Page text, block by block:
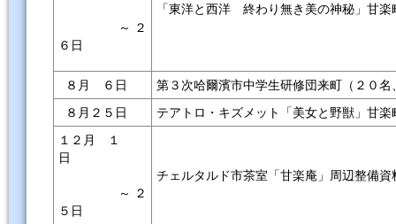
～ ２
６日
「東洋と西洋 終わり無き美の神秘」甘
８月 ６日
第３次哈爾濱市中学生研修団来町（２０
８月２５日
テアトロ・キズメット「美女と野獣」甘
１２月 １
日
～ ２
５日
チェルタルド市茶室「甘楽庵」周辺整備